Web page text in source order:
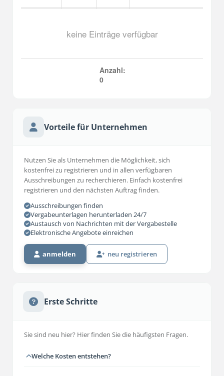
keine Einträge verfügbar
Anzahl:
0
Vorteile für Unternehmen
Nutzen Sie als Unternehmen die Möglichkeit, sich
kostenfrei zu registrieren und in allen verfügbaren
Ausschreibungen zu recherchieren. Einfach kostenfrei
registrieren und den nächsten Auftrag finden.
Ausschreibungen finden
Vergabeunterlagen herunterladen 24/7
Austausch von Nachrichten mit der Vergabestelle
Elektronische Angebote einreichen
anmelden neu registrieren
Erste Schritte
Sie sind neu hier? Hier finden Sie die häufigsten Fragen.
Welche Kosten entstehen?